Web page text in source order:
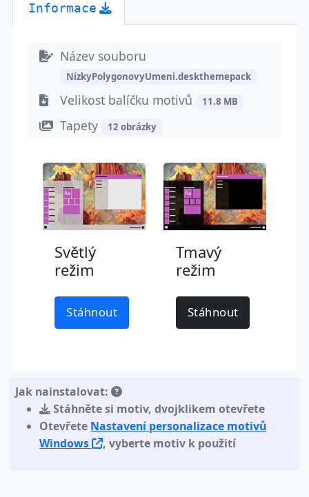
Informace
Název souboru
NizkyPolygonovyUmeni.deskthemepack
Velikost balíčku motivů 11.8 MB
Tapety 12 obrázky
Světlý
režim
Stáhnout
Tmavý
režim
Stáhnout
Jak nainstalovat:
Stáhněte si motiv,dvojklikem otevřete
Otevřete Nastavení personalizace motivů
Windows
, vyberte motiv k použití